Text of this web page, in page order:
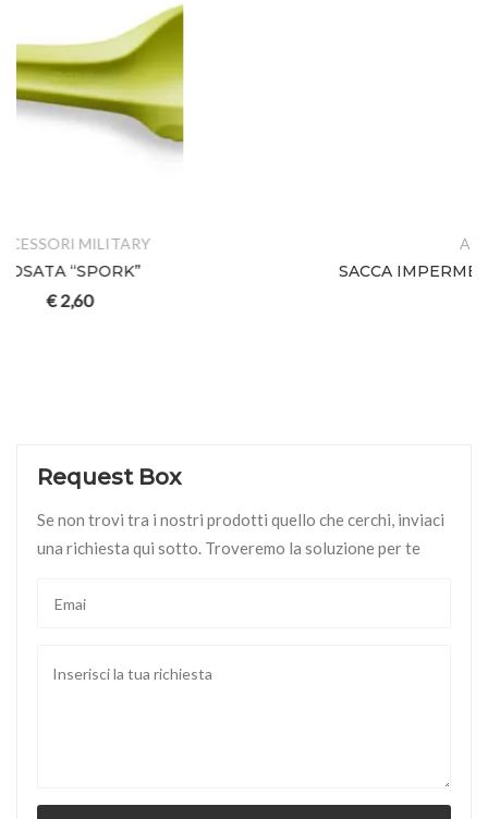
SACCA IMPERMEABILE eVent – 18lt. – TASMANIAN
Request Box
Se non trovi tra i nostri prodotti quello che cerchi, inviaci
una richiesta qui sotto. Troveremo la soluzione per te